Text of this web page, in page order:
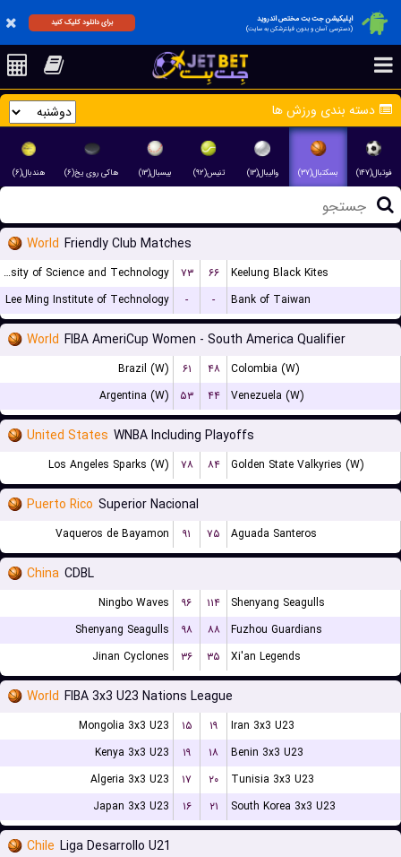
اپلیکیشن جت بت مختص اندروید
(دسترسی آسان و بدون فیلترشکن به سایت)
برای دانلود کلیک کنید
دسته بندی ورزش ها
فوتبال(۱۴۷) بسکتبال(۳۷) والیبال(۱۳) تنیس(۹۲) بیسبال(۱۳) هاکی روی یخ(۶) هندبال(۶)
World Friendly Club Matches
Chien Hsin University of Science and Technology ۷۳ ۶۶
Keelung Black Kites
Lee Ming Institute of Technology
- - Bank of Taiwan
World FIBA AmeriCup Women - South America Qualifier
Brazil (W) ۶۱ ۴۸
Colombia (W)
Argentina (W)
۵۳ ۴۴ Venezuela (W)
United States WNBA Including Playoffs
Los Angeles Sparks (W) ۷۸ ۸۴ Golden State Valkyries (W)
Puerto Rico Superior Nacional
Vaqueros de Bayamon ۹۱ ۷۵ Aguada Santeros
China CDBL
Ningbo Waves ۹۶ ۱۱۴
Shenyang Seagulls
Shenyang Seagulls
۹۸ ۸۸
Fuzhou Guardians
Jinan Cyclones
۳۶ ۳۵ Xi'an Legends
World FIBA 3x3 U23 Nations League
Mongolia 3x3 U23 ۱۵ ۱۹
Iran 3x3 U23
Kenya 3x3 U23
۱۹ ۱۸
Benin 3x3 U23
Algeria 3x3 U23
۱۷ ۲۰
Tunisia 3x3 U23
Japan 3x3 U23
۱۶ ۲۱ South Korea 3x3 U23
Chile Liga Desarrollo U21